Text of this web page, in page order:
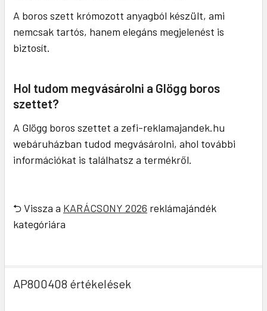
A boros szett krómozott anyagból készült, ami
nemcsak tartós, hanem elegáns megjelenést is
biztosít.
Hol tudom megvásárolni a Glögg boros
szettet?
A Glögg boros szettet a zefi-reklamajandek.hu
webáruházban tudod megvásárolni, ahol további
információkat is találhatsz a termékről.
⮌ Vissza a KARÁCSONY 2026 reklámajándék
kategóriára
AP800408 értékelések